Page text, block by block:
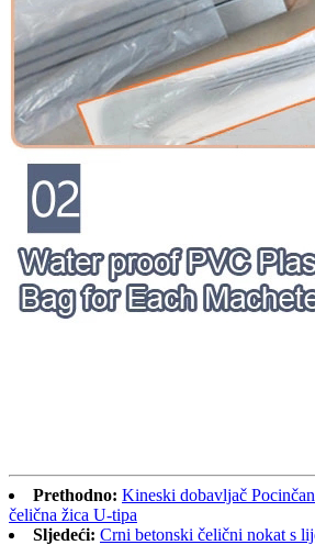
Prethodno: Kineski dobavljač
čelična žica U-tipa
Sljedeći: Crni betonski čelični nokat s